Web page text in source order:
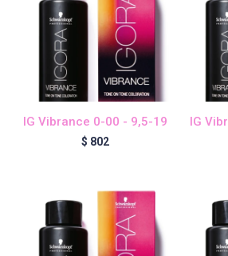
IG Vibrance 0-00 - 9,5-19
$ 802
IG
Violetta - Dermatology
Igora Zero Amm
Blond me - Decoloración